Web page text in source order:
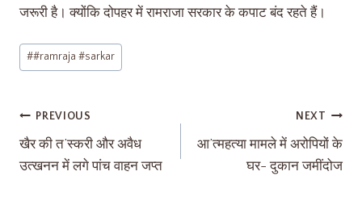
जरूरी है। क्योंकि दोपहर में रामराजा सरकार के कपाट बंद रहते हैं।
##ramraja #sarkar
PREVIOUS
खैर की त’स्करी और अवैध
उत्खनन में लगे पांच वाहन जप्त
NEXT
आ’त्महत्या मामले में अरोपियों के
घर- दुकान जमींदोज